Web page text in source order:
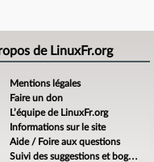
de LinuxFr.org
Mentions légales
Faire un don
L’équipe de LinuxFr.org
Informations sur le site
Aide / Foire aux questions
Suivi des suggestions et bogues